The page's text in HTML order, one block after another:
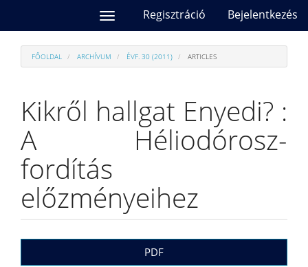
##plugins.themes.bootstrap3.accessible_menu.sidebar##
Regisztráció Bejelentkezés
Toggle
navigation
FŐOLDAL ARCHÍVUM ÉVF. 30 (2011) ARTICLES
Kikről hallgat Enyedi? :
A Héliodórosz-
fordítás
előzményeihez
PDF